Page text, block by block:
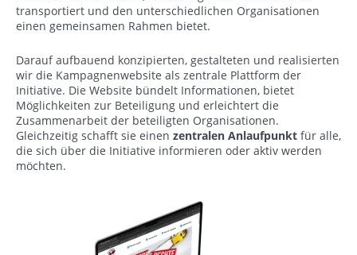
transportiert und den unterschiedlichen Organisationen
einen gemeinsamen Rahmen bietet.
Darauf aufbauend konzipierten, gestalteten und realisierten
wir die Kampagnenwebsite als zentrale Plattform der
Initiative. Die Website bündelt Informationen, bietet
Möglichkeiten zur Beteiligung und erleichtert die
Zusammenarbeit der beteiligten Organisationen.
Gleichzeitig schafft sie einen zentralen Anlaufpunkt für alle,
die sich über die Initiative informieren oder aktiv werden
möchten.